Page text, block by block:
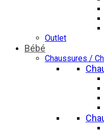
Outlet
Bébé
Chaussures /